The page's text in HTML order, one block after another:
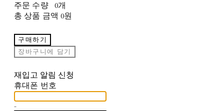
주문 수량
0개
총 상품 금액 0원
구매하기
장바구니에 담기
재입고 알림 신청
휴대폰 번호
-